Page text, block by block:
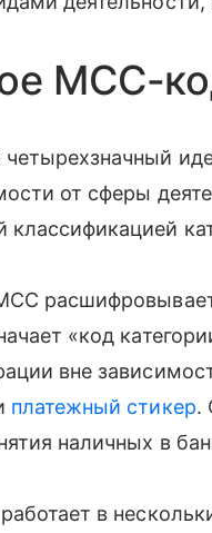
МСС-
от сферы
«код
вне
платежный стикер.
наличных в
в